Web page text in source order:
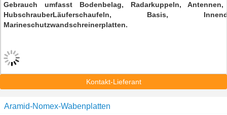
Gebrauch umfasst Bodenbelag, Radarkuppeln,
HubschrauberLäuferschaufeln, Basis,
Marineschutzwandschreinerplatten.
Kontakt-Lieferant
Aramid-Nomex-Wabenplatten